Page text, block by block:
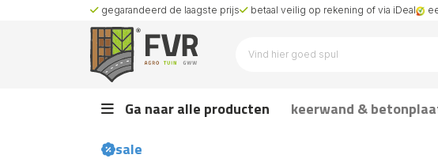
gegarandeerd de laagste prijs betaal veilig op rekening of via iDeal
Ga naar alle producten keerwand &
sale